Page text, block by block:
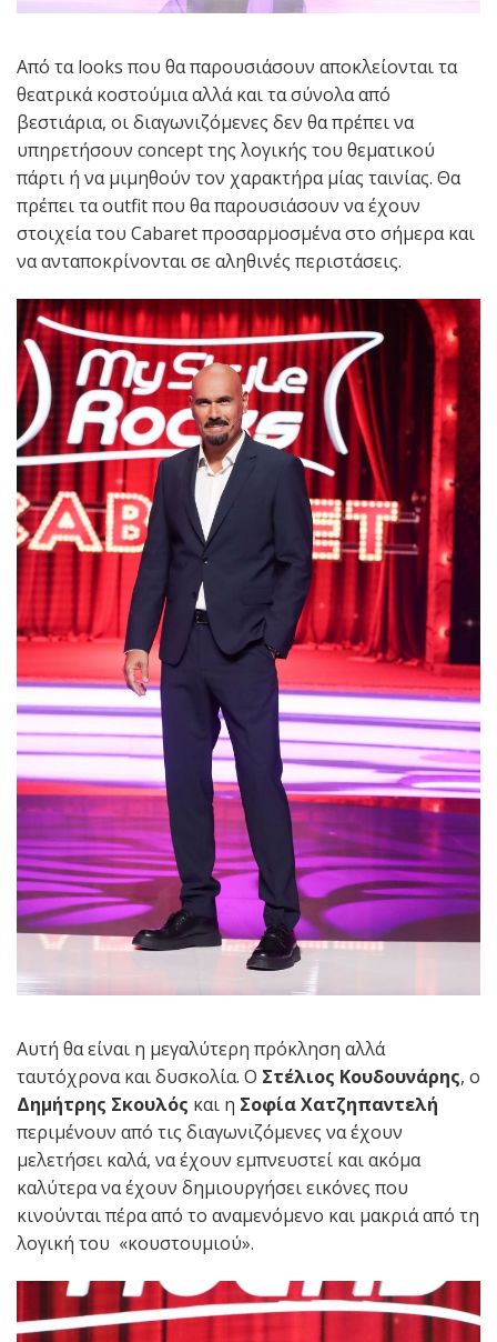
Από τα looks που θα παρουσιάσουν αποκλείονται τα
θεατρικά κοστούμια αλλά και τα σύνολα από
βεστιάρια, οι διαγωνιζόμενες δεν θα πρέπει να
υπηρετήσουν concept της λογικής του θεματικού
πάρτι ή να μιμηθούν τον χαρακτήρα μίας ταινίας. Θα
πρέπει τα outfit που θα παρουσιάσουν να έχουν
στοιχεία του Cabaret προσαρμοσμένα στο σήμερα και
να ανταποκρίνονται σε αληθινές περιστάσεις.
Αυτή θα είναι η μεγαλύτερη πρόκληση αλλά
ταυτόχρονα και δυσκολία. Ο Στέλιος Κουδουνάρης, ο
Δημήτρης Σκουλός και η Σοφία Χατζηπαντελή
περιμένουν από τις διαγωνιζόμενες να έχουν
μελετήσει καλά, να έχουν εμπνευστεί και ακόμα
καλύτερα να έχουν δημιουργήσει εικόνες που
κινούνται πέρα από το αναμενόμενο και μακριά από τη
λογική του «κουστουμιού».